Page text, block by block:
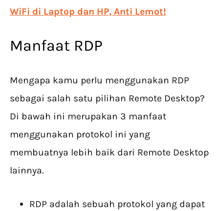
WiFi di Laptop dan HP, Anti Lemot!
Manfaat RDP
Mengapa kamu perlu menggunakan RDP
sebagai salah satu pilihan Remote Desktop?
Di bawah ini merupakan 3 manfaat
menggunakan protokol ini yang
membuatnya lebih baik dari Remote Desktop
lainnya.
RDP adalah sebuah protokol yang dapat